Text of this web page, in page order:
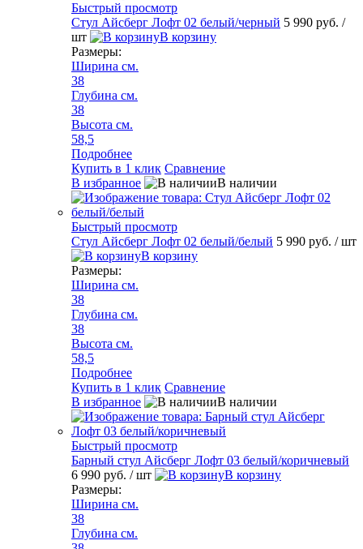
Быстрый просмотр
Стул Айсберг Лофт 02 белый/черный 5 990 руб. /
шт
В корзину
Размеры:
Ширина см.
38
Глубина см.
38
Высота см.
58,5
Подробнее
Купить в 1 клик Сравнение
В избранное
В наличии
Быстрый просмотр
Стул Айсберг Лофт 02 белый/белый 5 990 руб. / шт
В корзину
Размеры:
Ширина см.
38
Глубина см.
38
Высота см.
58,5
Подробнее
Купить в 1 клик Сравнение
В избранное
В наличии
Быстрый просмотр
Барный стул Айсберг Лофт 03 белый/коричневый
6 990 руб. / шт
В корзину
Размеры:
Ширина см.
38
Глубина см.